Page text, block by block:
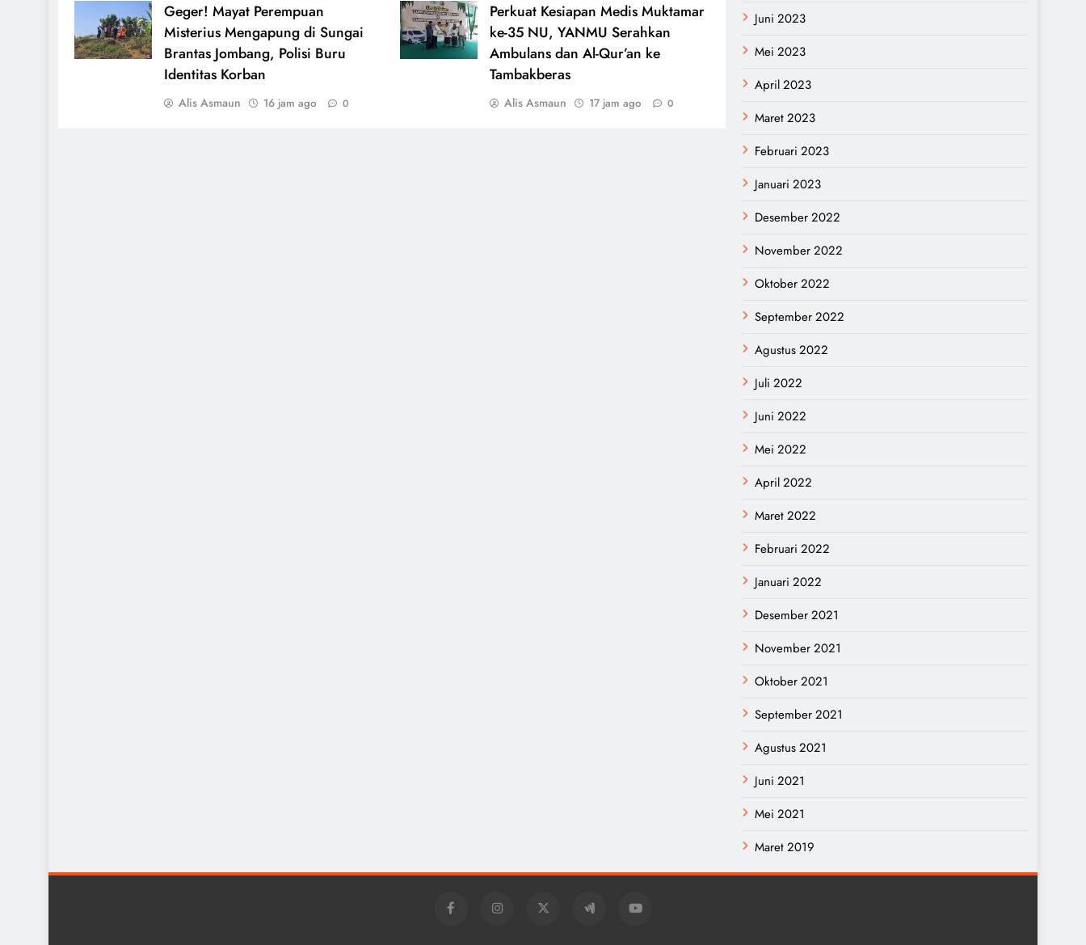
Geger! Mayat Perempuan
Misterius Mengapung di Sungai
Brantas Jombang, Polisi Buru
Identitas Korban
Alis Asmaun 16 jam ago 0
Perkuat Kesiapan Medis Muktamar
ke-35 NU, YANMU Serahkan
Ambulans dan Al-Qur’an ke
Tambakberas
Alis Asmaun 17 jam ago 0
Juni 2023
Mei 2023
April 2023
Maret 2023
Februari 2023
Januari 2023
Desember 2022
November 2022
Oktober 2022
September 2022
Agustus 2022
Juli 2022
Juni 2022
Mei 2022
April 2022
Maret 2022
Februari 2022
Januari 2022
Desember 2021
November 2021
Oktober 2021
September 2021
Agustus 2021
Juni 2021
Mei 2021
Maret 2019